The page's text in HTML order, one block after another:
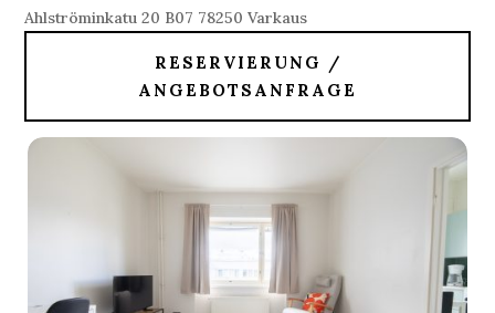
Ahlströminkatu 20 B07 78250 Varkaus
RESERVIERUNG /
ANGEBOTSANFRAGE